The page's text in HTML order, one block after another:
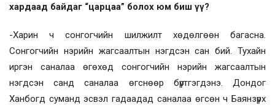
хардаад байдаг “царцаа” болох юм биш үү?
-Харин ч сонгогчийн шилжилт хөдөлгөөн багасна.
Сонгогчийн нэрийн жагсаалтын нэгдсэн сан бий. Тухайн
иргэн саналаа өгөхөд сонгогчийн нэрийн жагсаалтын
нэгдсэн санд саналаа өгснөөр бүртгэгдэнэ. Дондог
Ханбогд суманд эсвэл гадаадад саналаа өгсөн ч Баянзүрх